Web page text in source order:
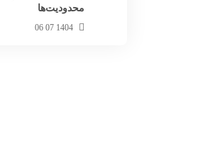
محدودیت‌ها
1404 07 06